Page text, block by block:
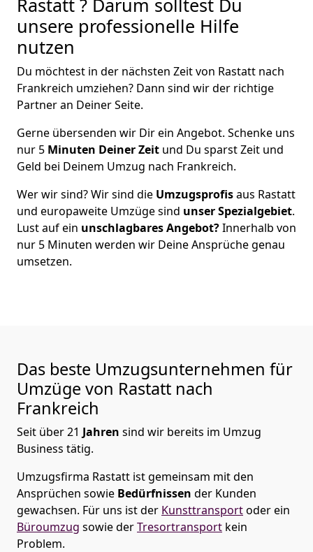
unsere professionelle Hilfe
nutzen
Du möchtest in der nächsten Zeit von Rastatt nach
Frankreich umziehen? Dann sind wir der richtige
Partner an Deiner Seite.
Gerne übersenden wir Dir ein Angebot. Schenke uns
nur 5 Minuten Deiner Zeit und Du sparst Zeit und
Geld bei Deinem Umzug nach Frankreich.
Wer wir sind? Wir sind die Umzugsprofisaus Rastatt
und europaweite Umzüge sind unser Spezialgebiet.
Lust auf ein unschlagbares Angebot?Innerhalb von
nur 5 Minuten werden wir Deine Ansprüche genau
umsetzen.
Das beste Umzugsunternehmen für
Umzüge von Rastatt nach
Frankreich
Seit über21 Jahren sind wir bereits im Umzug
Business tätig.
Umzugsfirma Rastatt ist gemeinsam mit den
Ansprüchen sowie Bedürfnissen der Kunden
gewachsen. Für uns ist der Kunsttransportoder ein
Büroumzug sowie derTresortransport kein
Problem.